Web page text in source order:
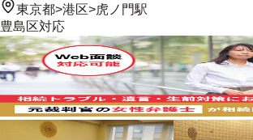
東京都>港区>虎ノ門駅
豊島区対応